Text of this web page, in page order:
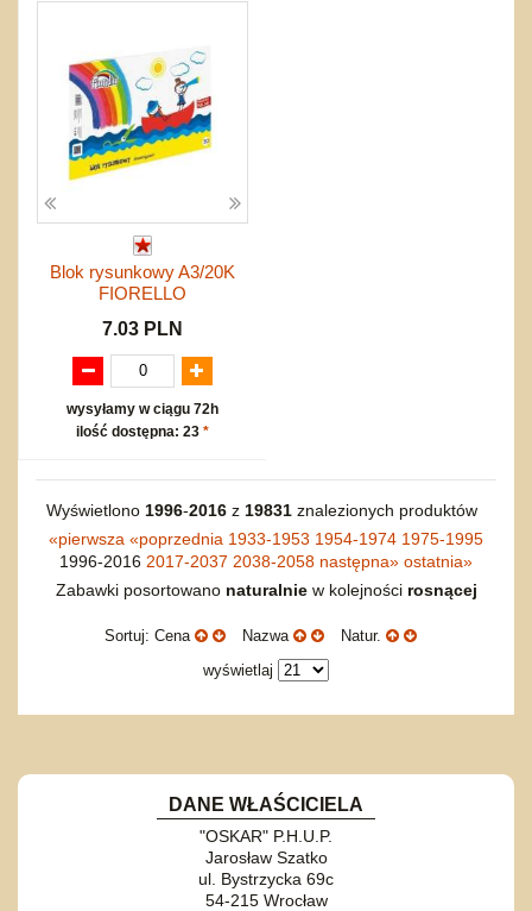
Blok rysunkowy A3/20K
FIORELLO
7.03 PLN
wysyłamy w ciągu 72h
ilość dostępna: 23 *
Wyświetlono 1996-2016z 19831znalezionych produktów
«pierwsza «poprzednia 1933-1953 1954-1974 1975-1995
1996-2016 2017-2037 2038-2058 następna» ostatnia»
Zabawki posortowano naturalniew kolejności rosnącej
Sortuj: Cena Nazwa
Natur.
wyświetlaj
DANE WŁAŚCICIELA
"OSKAR" P.H.U.P.
Jarosław Szatko
ul. Bystrzycka 69c
54-215 Wrocław